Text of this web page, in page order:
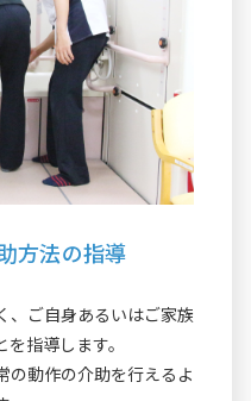
方法の指導
、ご自身あるいはご家族
指導します。
動作の介助を行えるよ